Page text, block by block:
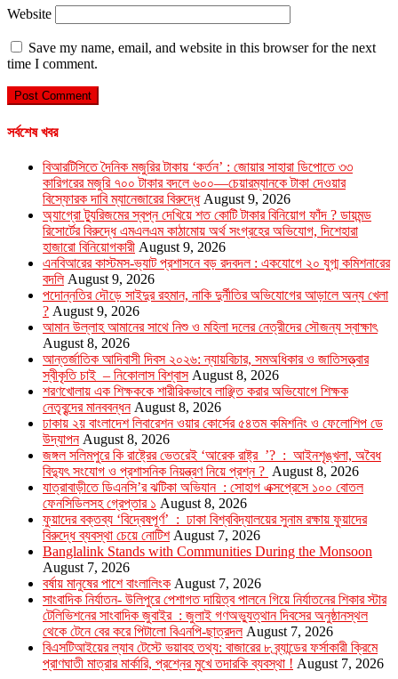
Website
Save my name, email, and website in this browser for the next
time I comment.
সর্বশেষ খবর
বিআরটিসিতে দৈনিক মজুরির টাকায় ‘কর্তন’ : জোয়ার সাহারা ডিপোতে ৩৩
কারিগরের মজুরি ৭০০ টাকার বদলে ৬০০—চেয়ারম্যানকে টাকা দেওয়ার
বিস্ফোরক দাবি ম্যানেজারের বিরুদ্ধে August 9, 2026
অ্যাগ্রো ট্যুরিজমের স্বপ্ন দেখিয়ে শত কোটি টাকার বিনিয়োগ ফাঁদ ? ডায়মন্ড
রিসোর্টের বিরুদ্ধে এমএলএম কাঠামোয় অর্থ সংগ্রহের অভিযোগ, দিশেহারা
হাজারো বিনিয়োগকারী August 9, 2026
এনবিআরের কাস্টমস-ভ্যাট প্রশাসনে বড় রদবদল : একযোগে ২০ যুগ্ম কমিশনারের
বদলি August 9, 2026
পদোন্নতির দৌড়ে সাইদুর রহমান, নাকি দুর্নীতির অভিযোগের আড়ালে অন্য খেলা
? August 9, 2026
আমান উল্লাহ আমানের সাথে নিশু ও মহিলা দলের নেত্রীদের সৌজন্য স্বাক্ষাৎ
August 8, 2026
আন্তর্জাতিক আদিবাসী দিবস ২০২৬: ন্যায়বিচার, সমঅধিকার ও জাতিসত্ত্বার
স্বীকৃতি চাই – নিকোলাস বিশ্বাস August 8, 2026
শরণখোলায় এক শিক্ষককে শারীরিকভাবে লাঞ্ছিত করার অভিযোগে শিক্ষক
নেতৃবৃন্দের মানববন্ধন August 8, 2026
ঢাকায় ২য় বাংলাদেশ লিবারেশন ওয়ার কোর্সের ৫৪তম কমিশনিং ও ফেলোশিপ ডে
উদ্‌যাপন August 8, 2026
জঙ্গল সলিমপুরে কি রাষ্ট্রের ভেতরেই ‘আরেক রাষ্ট্র ’? : আইনশৃঙ্খলা, অবৈধ
বিদ্যুৎ সংযোগ ও প্রশাসনিক নিয়ন্ত্রণ নিয়ে প্রশ্ন ? August 8, 2026
যাত্রাবাড়ীতে ডিএনসি’র ঝটিকা অভিযান : সোহাগ এক্সপ্রেসে ১০০ বোতল
ফেনসিডিলসহ গ্রেপ্তার ১ August 8, 2026
ফুয়াদের বক্তব্য ‘বিদ্বেষপূর্ণ’ : ঢাকা বিশ্ববিদ্যালয়ের সুনাম রক্ষায় ফুয়াদের
বিরুদ্ধে ব্যবস্থা চেয়ে নোটিশ August 7, 2026
Banglalink Stands with Communities During the Monsoon
August 7, 2026
বর্ষায় মানুষের পাশে বাংলালিংক August 7, 2026
সাংবাদিক নির্যাতন- উলিপুরে পেশাগত দায়িত্ব পালনে গিয়ে নির্যাতনের শিকার স্টার
টেলিভিশনের সাংবাদিক জুবাইর : জুলাই গণঅভ্যুত্থান দিবসের অনুষ্ঠানস্থল
থেকে টেনে বের করে পিটালো বিএনপি-ছাত্রদল August 7, 2026
বিএসটিআইয়ের ল্যাব টেস্টে ভয়াবহ তথ্য: বাজারের ৮ ব্র্যান্ডের ফর্সাকারী ক্রিমে
প্রাণঘাতী মাত্রার মার্কারি, প্রশ্নের মুখে তদারকি ব্যবস্থা ! August 7, 2026